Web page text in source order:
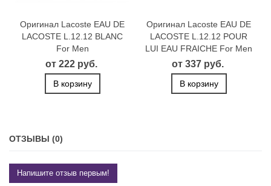
Оригинал Lacoste EAU DE
LACOSTE L.12.12 BLANC
For Men
от 222 руб.
В корзину
Оригинал Lacoste EAU DE
LACOSTE L.12.12 POUR
LUI EAU FRAICHE For Men
от 337 руб.
В корзину
ОТЗЫВЫ (0)
Напишите отзыв первым!